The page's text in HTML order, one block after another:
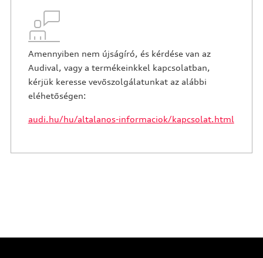
Amennyiben nem újságíró, és kérdése van az
Audival, vagy a termékeinkkel kapcsolatban,
kérjük keresse vevőszolgálatunkat az alábbi
eléhetőségen:
audi.hu/hu/altalanos-informaciok/kapcsolat.html